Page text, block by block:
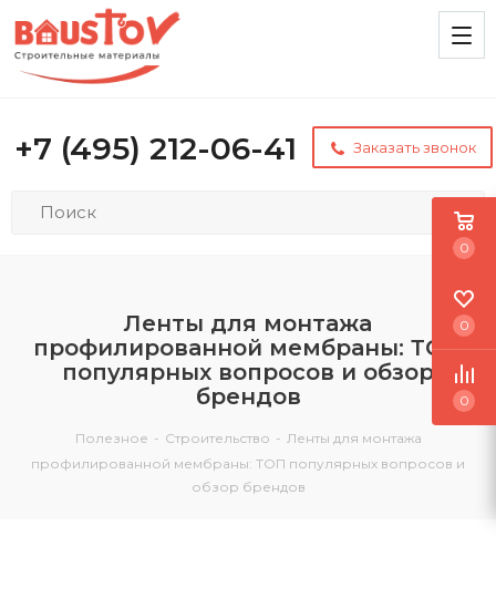
+7 (495) 212-06-41 Заказать звонок
Ленты для монтажа
профилированной мембраны: ТОП
популярных вопросов и обзор
брендов
Полезное - Строительство - Ленты для монтажа
профилированной мембраны: ТОП популярных вопросов и
обзор брендов
0
0
0